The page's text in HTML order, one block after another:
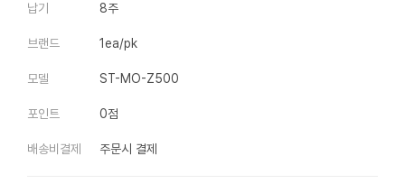
납기 8주
브랜드 1ea/pk
모델 ST-MO-Z500
포인트 0점
배송비결제 주문시 결제